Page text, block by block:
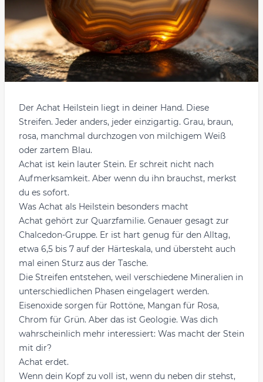
Der Achat Heilstein liegt in deiner Hand. Diese
Streifen. Jeder anders, jeder einzigartig. Grau, braun,
rosa, manchmal durchzogen von milchigem Weiß
oder zartem Blau.
Achat ist kein lauter Stein. Er schreit nicht nach
Aufmerksamkeit. Aber wenn du ihn brauchst, merkst
du es sofort.
Was Achat als Heilstein besonders macht
Achat gehört zur Quarzfamilie. Genauer gesagt zur
Chalcedon-Gruppe. Er ist hart genug für den Alltag,
etwa 6,5 bis 7 auf der Härteskala, und übersteht auch
mal einen Sturz aus der Tasche.
Die Streifen entstehen, weil verschiedene Mineralien in
unterschiedlichen Phasen eingelagert werden.
Eisenoxide sorgen für Rottöne, Mangan für Rosa,
Chrom für Grün. Aber das ist Geologie. Was dich
wahrscheinlich mehr interessiert: Was macht der Stein
mit dir?
Achat erdet.
Wenn dein Kopf zu voll ist, wenn du neben dir stehst,